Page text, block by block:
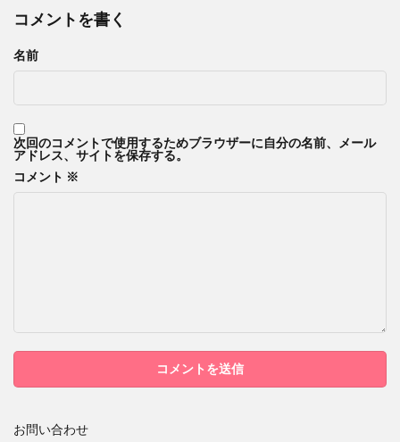
コメントを書く
名前
次回のコメントで使用するためブラウザーに自分の名前、メール
アドレス、サイトを保存する。
コメント ※
お問い合わせ